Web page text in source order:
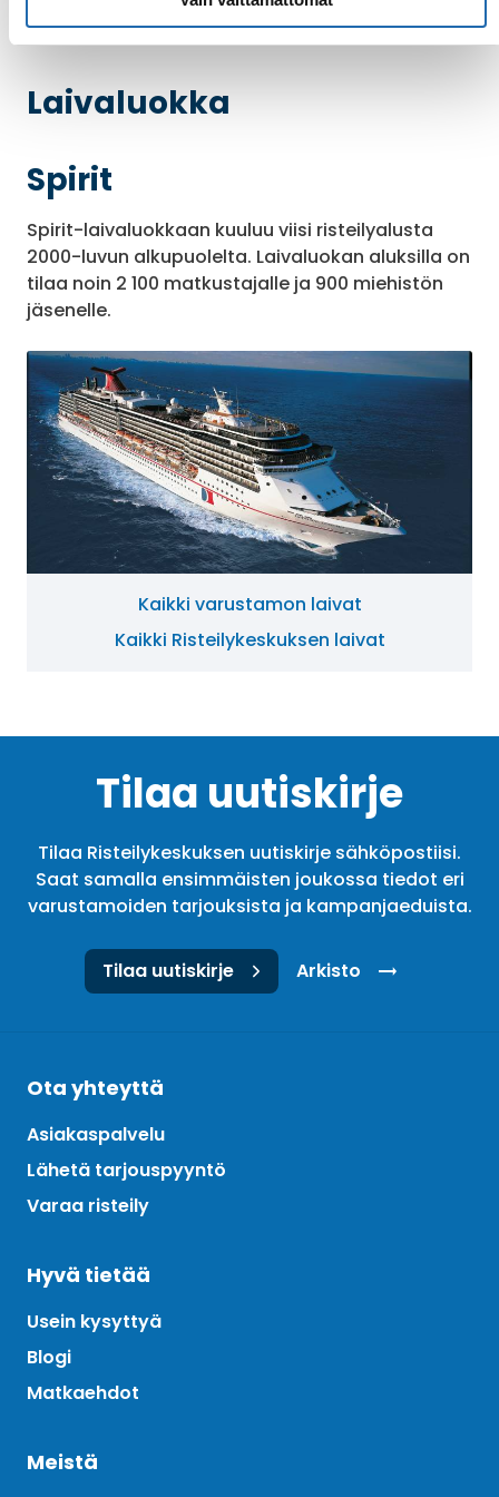
Laivaluokka
Spirit
Spirit-laivaluokkaan kuuluu viisi risteilyalusta
2000-luvun alkupuolelta. Laivaluokan aluksilla on
tilaa noin 2 100 matkustajalle ja 900 miehistön
jäsenelle.
Kaikki varustamon laivat
Kaikki Risteilykeskuksen laivat
Tilaa uutiskirje
Tilaa Risteilykeskuksen uutiskirje sähköpostiisi.
Saat samalla ensimmäisten joukossa tiedot eri
varustamoiden tarjouksista ja kampanjaeduista.
Tilaa uutiskirje Arkisto
Ota yhteyttä
Asiakaspalvelu
Lähetä tarjouspyyntö
Varaa risteily
Hyvä tietää
Usein kysyttyä
Blogi
Matkaehdot
Meistä